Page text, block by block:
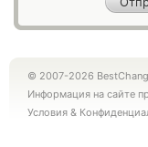
© 2007-2026
Информация на сайте
Условия &